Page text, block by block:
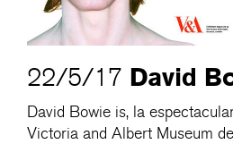
Blog
22/5/17 David
David Bowie is, la
Victoria and Albert Museum